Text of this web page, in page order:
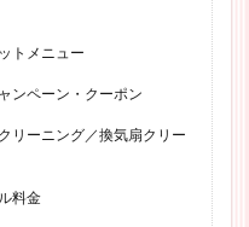
トメニュー
ンペーン・クーポン
リーニング／換気扇クリー
料金